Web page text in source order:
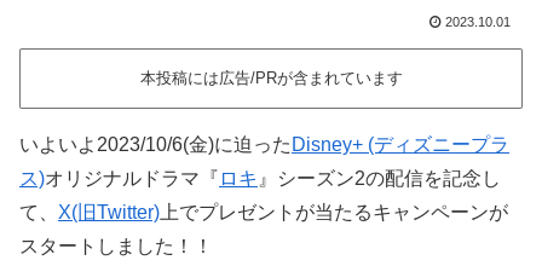
2023.10.01
本投稿には広告/PRが含まれています
いよいよ2023/10/6(金)に迫った Disney+ (ディズニープラ
ス)オリジナルドラマ『 ロキ 』シーズン2の配信を記念し
て、 X(旧Twitter) 上でプレゼントが当たるキャンペーンが
スタートしました！！